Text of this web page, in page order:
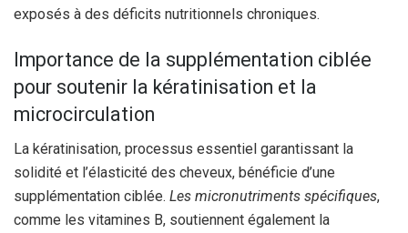
exposés à des déficits nutritionnels chroniques.
Importance de la supplémentation ciblée
pour soutenir la kératinisation et la
microcirculation
La kératinisation, processus essentiel garantissant la
solidité et l’élasticité des cheveux, bénéficie d’une
supplémentation ciblée. Les micronutriments spécifiques,
comme les vitamines B, soutiennent également la